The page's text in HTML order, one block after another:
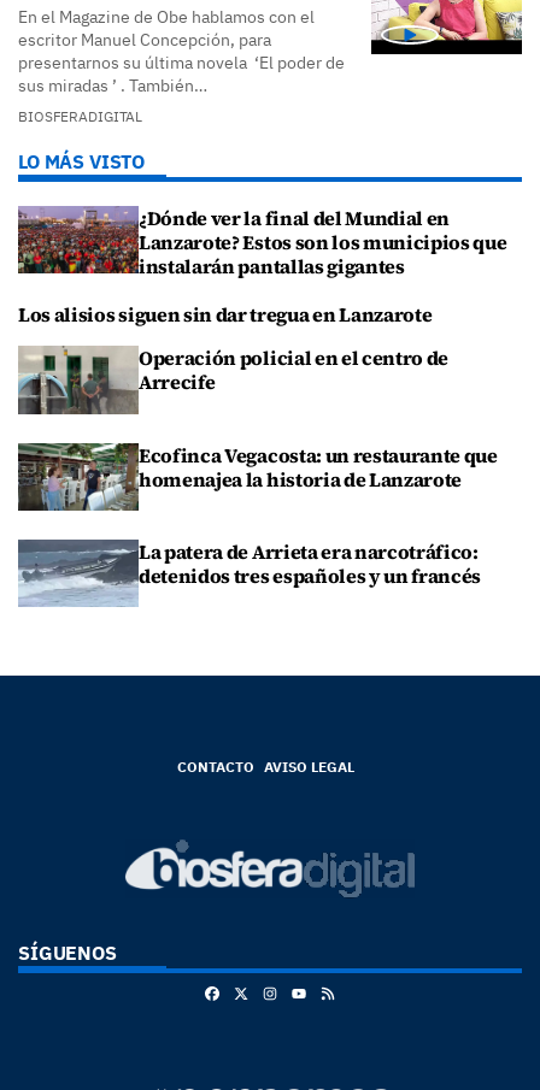
En el Magazine de Obe hablamos con el
escritor Manuel Concepción, para
presentarnos su última novela ‘El poder de
sus miradas ’ . También…
BIOSFERADIGITAL
LO MÁS VISTO
¿Dónde ver la final del Mundial en
Lanzarote? Estos son los municipios que
instalarán pantallas gigantes
Los alisios siguen sin dar tregua en Lanzarote
Operación policial en el centro de
Arrecife
Ecofinca Vegacosta: un restaurante que
homenajea la historia de Lanzarote
La patera de Arrieta era narcotráfico:
detenidos tres españoles y un francés
CONTACTO AVISO LEGAL
SÍGUENOS
FacebookInstagram